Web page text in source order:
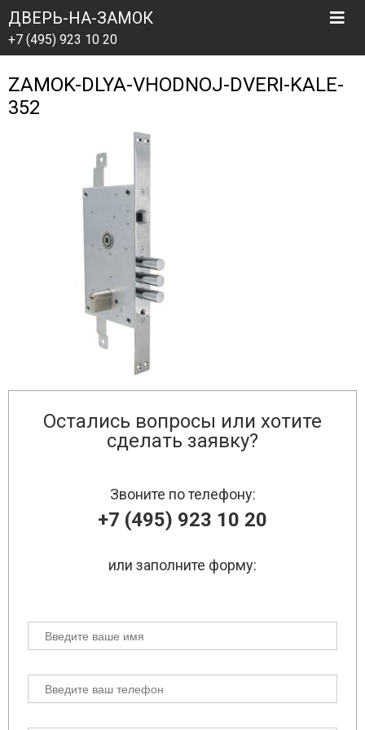
ДВЕРЬ-НА-ЗАМОК
+7 (495) 923 10 20
ZAMOK-DLYA-VHODNOJ-DVERI-KALE-
352
Остались вопросы или хотите
сделать заявку?
Звоните по телефону:
+7 (495) 923 10 20
или заполните форму: